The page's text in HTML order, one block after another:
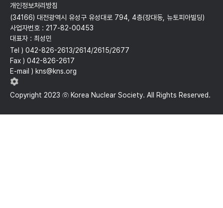
개인정보처리방침
(34166) 대전광역시 유성구 유성대로 794, 4층(장대동, 뉴토피아빌딩)
사업자번호 : 217-82-00453
대표자 : 최성민
Tel ) 042-826-2613/2614/2615/2677
Fax ) 042-826-2617
E-mail ) kns@kns.org
Copyright 2023 ⓒ Korea Nuclear Society. All Rights Reserved.